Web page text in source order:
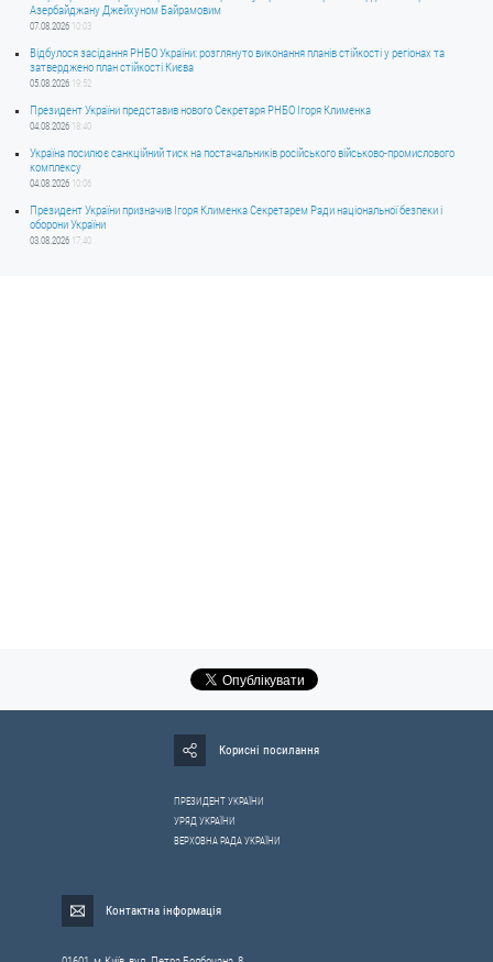
Азербайджану Джейхуном Байрамовим
07.08.2026 10:03
Відбулося засідання РНБО України: розглянуто виконання планів стійкості у регіонах та
затверджено план стійкості Києва
05.08.2026 19:52
Президент України представив нового Секретаря РНБО Ігоря Клименка
04.08.2026 18:40
Україна посилює санкційний тиск на постачальників російського військово-промислового
комплексу
04.08.2026 10:06
Президент України призначив Ігоря Клименка Секретарем Ради національної безпеки і
оборони України
03.08.2026 17:40
Корисні посилання
ПРЕЗИДЕНТ УКРАЇНИ
УРЯД УКРАЇНИ
ВЕРХОВНА РАДА УКРАЇНИ
Контактна інформація